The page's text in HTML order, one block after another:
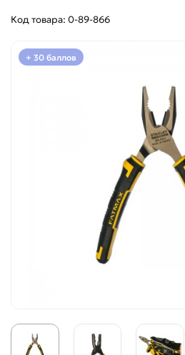
Код товара: 0-89-866
+ 30 баллов